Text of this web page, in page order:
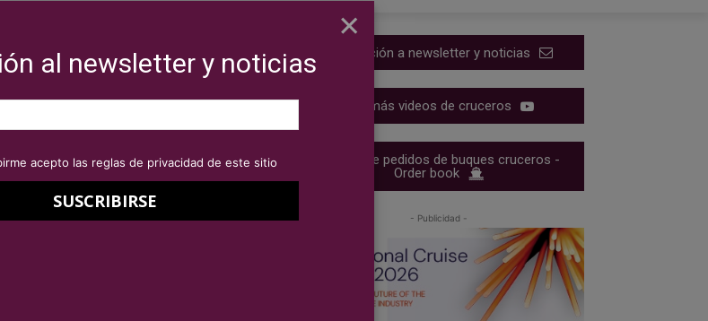
Cruise...
su nuevo
Seatrade
cruceros en un acto en el estand de
de Miami. El acontecimiento fue
Suscripción a newsletter y noticias
Ver más videos de cruceros
Cartera de pedidos de buques cruceros -
Order book
- Publicidad -
×
al newsletter y noticias
acepto las reglas de privacidad de este sitio